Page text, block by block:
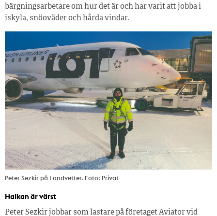
bärgningsarbetare om hur det är och har varit att jobba i
iskyla, snöoväder och hårda vindar.
Peter Sezkir på Landvetter. Foto: Privat
Halkan är värst
Peter Sezkir jobbar som lastare på företaget Aviator vid